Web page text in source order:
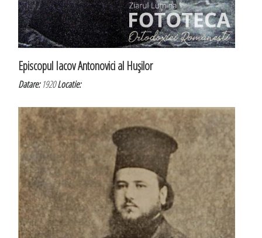
Episcopul Iacov Antonovici al Huşilor
Datare:1920Locatie: